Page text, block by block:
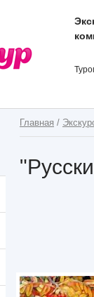
Главная /